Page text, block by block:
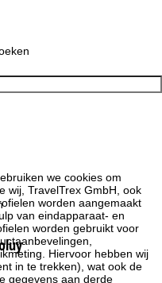
we cookies om
wij, TravelTrex GmbH, ook
worden aangemaakt
van eindapparaat- en
worden gebruikt voor
Hiervoor hebben wij
in te trekken), wat ook de
gegevens aan derde